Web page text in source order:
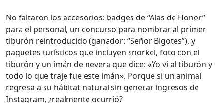
No faltaron los accesorios: badges de “Alas de Honor”
para el personal, un concurso para nombrar al primer
tiburón reintroducido (ganador: “Señor Bigotes”), y
paquetes turísticos que incluyen snorkel, foto con el
tiburón y un imán de nevera que dice: «Yo vi al tiburón y
todo lo que traje fue este imán». Porque si un animal
regresa a su hábitat natural sin generar ingresos de
Instagram, ¿realmente ocurrió?